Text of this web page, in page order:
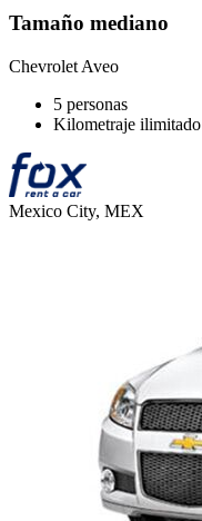
Tamaño mediano
Chevrolet Aveo
5 personas
Kilometraje ilimitado
Mexico City, MEX